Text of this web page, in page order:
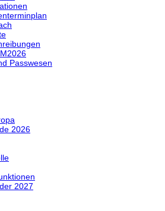
Passwesen
2026
2027